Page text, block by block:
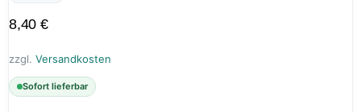
8,40€
zzgl. Versandkosten
Sofort lieferbar